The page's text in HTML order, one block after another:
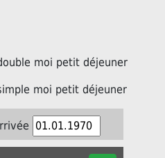
moi petit déjeuner
moi petit déjeuner